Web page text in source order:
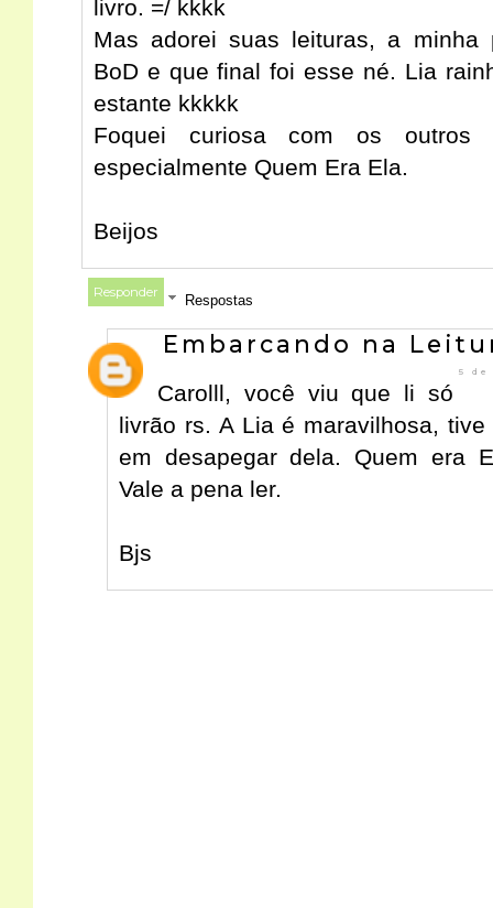
livro. =/ kkkk
Mas adorei suas leituras, a minha
BoD e que final foi esse né. Lia
estante kkkkk
Foquei curiosa com os
especialmente Quem Era Ela.
Beijos
Responder
Respostas
Embarcando na
5
Carolll, você viu que li só
livrão rs. A Lia é maravilhosa,
em desapegar dela. Quem era
Vale a pena ler.
Bjs